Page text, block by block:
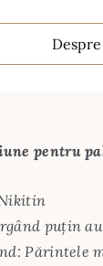
pentru
puțin
Părintele